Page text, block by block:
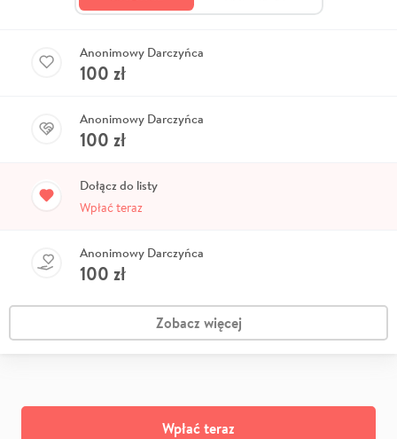
Anonimowy Darczyńca
100 zł
Anonimowy Darczyńca
100 zł
Dołącz do listy
Wpłać teraz
Anonimowy Darczyńca
100 zł
Zobacz więcej
Wpłać teraz